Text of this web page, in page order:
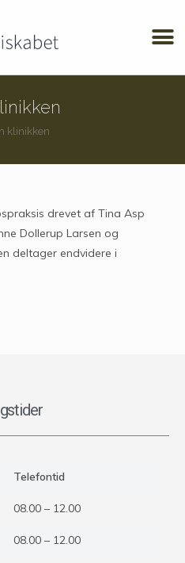
klinikken
drevet af Tina Asp
Dollerup Larsen og
deltager endvidere i
Telefontid
08.00 – 12.00
08.00 – 12.00